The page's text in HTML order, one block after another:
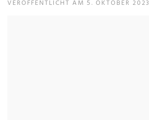
VERÖFFENTLICHT AM 5. OKTOBER 2023